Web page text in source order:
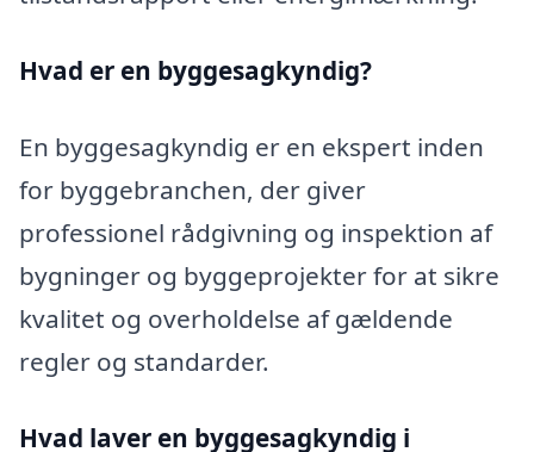
Hvad er en byggesagkyndig?
En byggesagkyndig er en ekspert inden
for byggebranchen, der giver
professionel rådgivning og inspektion af
bygninger og byggeprojekter for at sikre
kvalitet og overholdelse af gældende
regler og standarder.
Hvad laver en byggesagkyndig i